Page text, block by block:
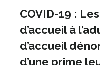
COVID-19 :
d’accueil à
d’accueil
d’une prime